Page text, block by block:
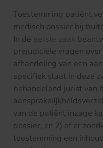
Toestemming patiënt
medisch dossier bij
In de eerste zaak
prejudiciële vragen
afhandeling van een
specifiek staat in deze
behandelend jurist van
van de patiënt inzage
dossier, en 2) of er
toestemming een